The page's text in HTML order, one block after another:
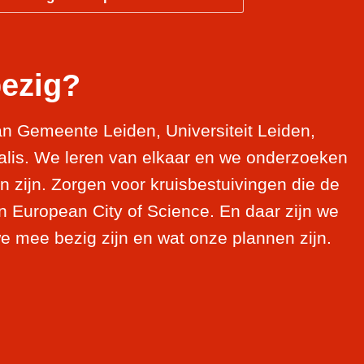
Gemeente Leiden, Universiteit Leiden,
We leren van elkaar en we onderzoeken
zijn. Zorgen voor kruisbestuivingen die de
European City of Science. En daar zijn we
mee bezig zijn en wat onze plannen zijn.